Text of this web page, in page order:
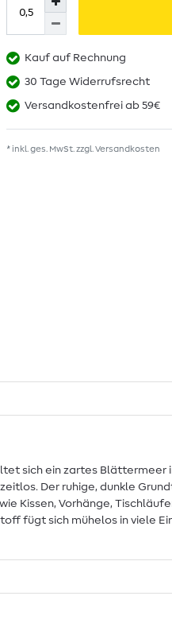
Kauf auf Rechnung
30 Tage Widerrufsrecht
Versandkostenfrei ab 59€
* inkl. ges. MwSt. zzgl. Versandkosten
sich ein zartes
Der ruhige, dunkle
Kissen, Vorhänge,
fügt sich mühelos in viele